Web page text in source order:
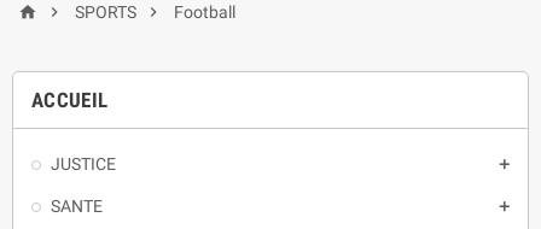
  SPORTS  Football
ACCUEIL
JUSTICE 
SANTE 